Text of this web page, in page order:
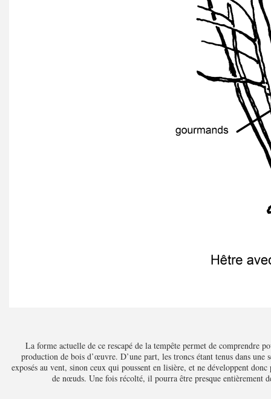
La forme actuelle de ce rescapé de la tempête permet de comprendre
production de bois d’œuvre. D’une part, les troncs étant tenus dans
exposés au vent, sinon ceux qui poussent en lisière, et ne développent
de nœuds. Une fois récolté, il pourra être presque entièrement